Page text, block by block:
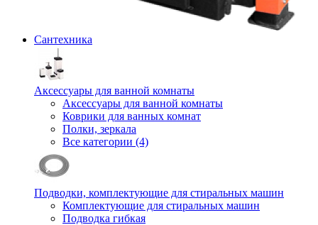
Сантехника
Аксессуары для ванной комнаты
Аксессуары для ванной комнаты
Коврики для ванных комнат
Полки, зеркала
Все категории (4)
Подводки, комплектующие для стиральных машин
Комплектующие для стиральных машин
Подводка гибкая